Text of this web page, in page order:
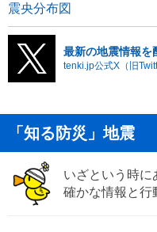
震央分布図
最新の地震情報を
tenki.jp公式X（旧
「知る防災」地震
いざという時に
確かな情報と行